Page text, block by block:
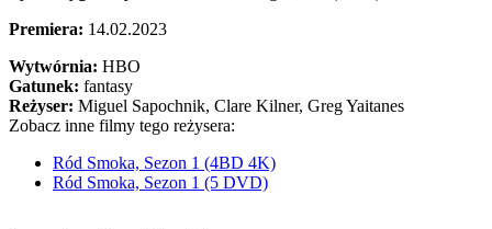
Premiera: 14.02.2023
Wytwórnia: HBO
Gatunek: fantasy
Reżyser: Miguel Sapochnik, Clare Kilner, Greg Yaitanes
Zobacz inne filmy tego reżysera:
Ród Smoka, Sezon 1 (4BD 4K)
Ród Smoka, Sezon 1 (5 DVD)